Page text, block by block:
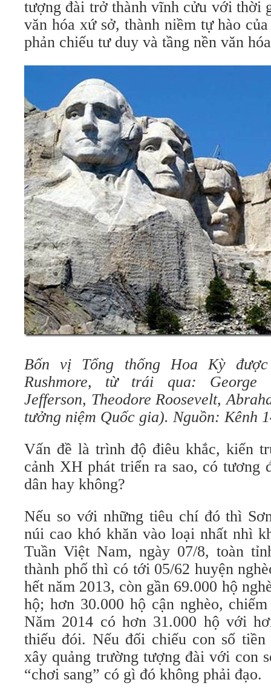
tượng đài trở thành vĩnh cửu với thời
văn hóa xứ sở, thành niềm tự hào
phản chiếu tư duy và tầng nền văn
Bốn vị Tổng thống Hoa Kỳ
Rushmore, từ trái qua: George
Jefferson, Theodore Roosevelt,
tưởng niệm Quốc gia). Nguồn: Kênh
Vấn đề là trình độ điêu khắc, kiến
cảnh XH phát triển ra sao, có tương
dân hay không?
Nếu so với những tiêu chí đó thì
núi cao khó khăn vào loại nhất nhì
Tuần Việt Nam, ngày 07/8, toàn
thành phố thì có tới 05/62 huyện
hết năm 2013, còn gần 69.000 hộ
hộ; hơn 30.000 hộ cận nghèo,
Năm 2014 có hơn 31.000 hộ với
thiếu đói. Nếu đối chiếu con số
xây quảng trường tượng đài với con
“chơi sang” có gì đó không phải đạo.